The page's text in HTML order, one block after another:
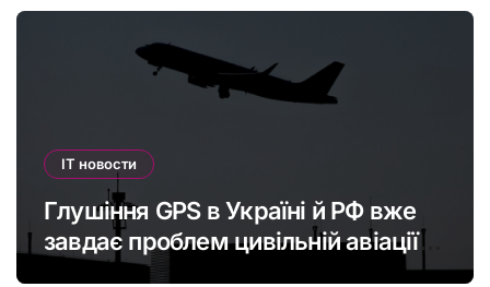
IT новости
Глушіння GPS в Україні й РФ вже
завдає проблем цивільній авіації в
Європі: наскільки це небезпечно